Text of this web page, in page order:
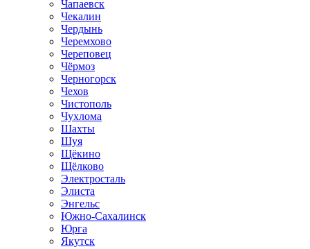
Чапаевск
Чекалин
Чердынь
Черемхово
Череповец
Чёрмоз
Черногорск
Чехов
Чистополь
Чухлома
Шахты
Шуя
Щёкино
Щёлково
Электросталь
Элиста
Энгельс
Южно-Сахалинск
Юрга
Якутск